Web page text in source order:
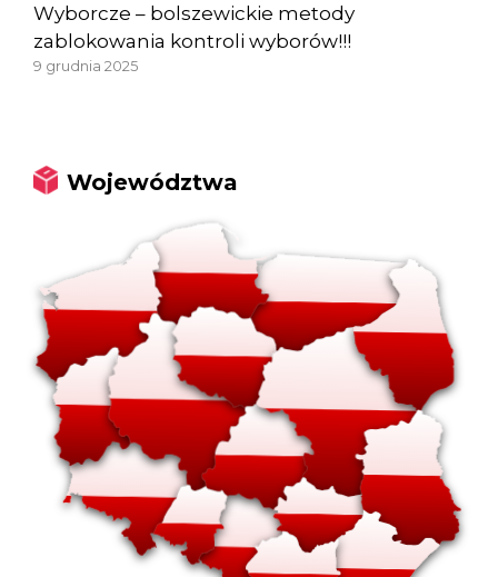
Wyborcze – bolszewickie metody
zablokowania kontroli wyborów!!!
9 grudnia 2025
Województwa